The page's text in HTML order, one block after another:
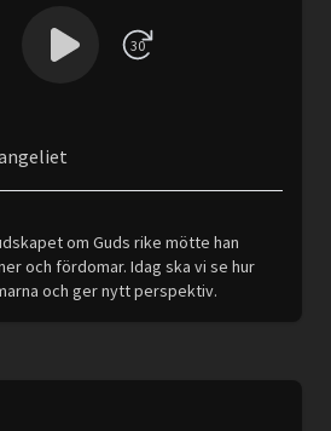
30
om Guds rike mötte han
och fördomar. Idag ska vi se hur
och ger nytt perspektiv.